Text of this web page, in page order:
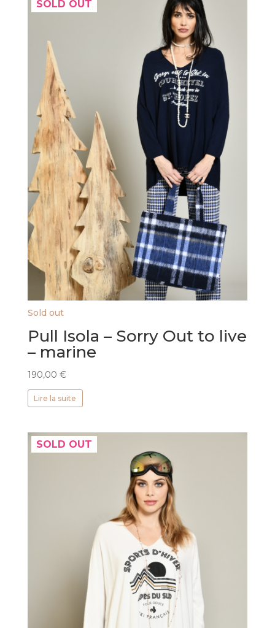
SOLD OUT
Sold out
Pull Isola – Sorry Out to live
– marine
190,00 €
Lire la suite
SOLD OUT